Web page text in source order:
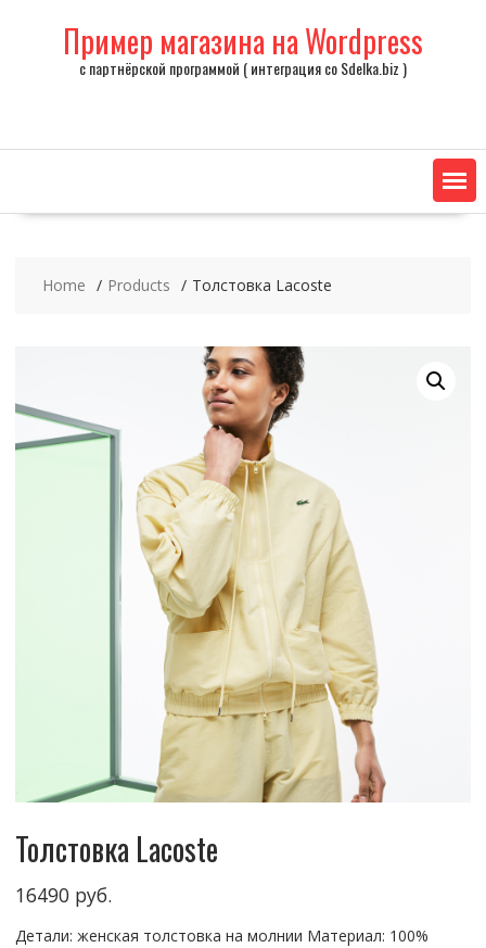
Пример магазина на Wordpress
с партнёрской программой ( интеграция со Sdelka.biz )
Home Products Толстовка Lacoste
Толстовка Lacoste
16490руб.
Детали: женская толстовка на молнии Материал: 100%